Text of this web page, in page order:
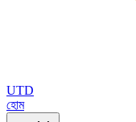
UTD
হোম